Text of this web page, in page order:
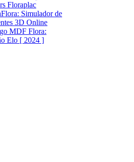
Floraplac
Simulador de
3D Online
MDF Flora:
Elo [ 2024 ]